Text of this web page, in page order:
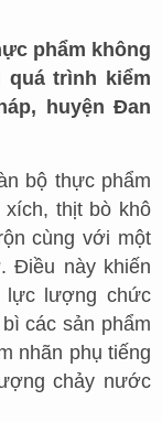
phẩm không
quá trình kiểm
huyện Đan
bộ thực phẩm
xích, thịt bò khô
cùng với một
Điều này khiến
lực lượng chức
các sản phẩm
nhãn phụ tiếng
chảy nước